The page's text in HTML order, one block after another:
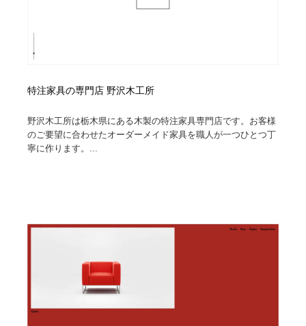
特注家具の専門店 野沢木工所
野沢木工所は栃木県にある木製の特注家具専門店です。お客様
のご要望に合わせたオーダーメイド家具を職人が一つひとつ丁
寧に作ります。...